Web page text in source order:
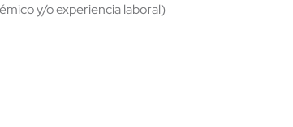
y/o experiencia laboral)